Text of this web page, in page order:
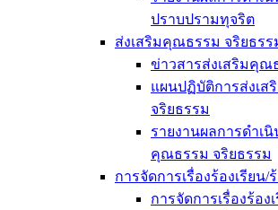
ปราบปรามทุจริต
ส่งเสริมคุณธรรม จริยธรร
ข่าวสารส่งเสริมคุณ
แผนปฏิบัติการส่งเส
จริยธรรม
รายงานผลการดำเนิ
คุณธรรม จริยธรรม
การจัดการเรื่องร้องเรียน/
การจัดการเรื่องร้อง